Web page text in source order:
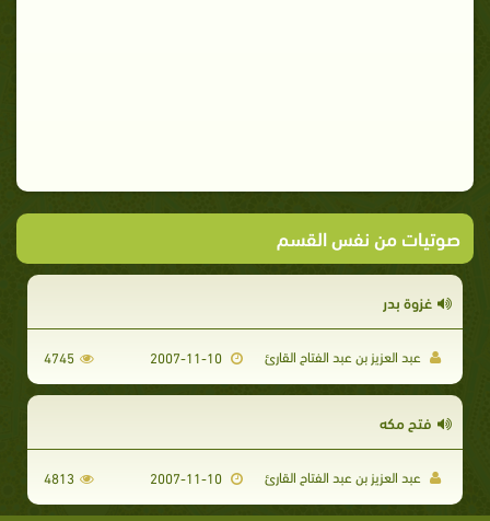
صوتيات من نفس القسم
غزوة بدر
عبد العزيز بن عبد الفتاح القارئ 2007-11-10
4745
فتح مكه
عبد العزيز بن عبد الفتاح القارئ 2007-11-10
4813